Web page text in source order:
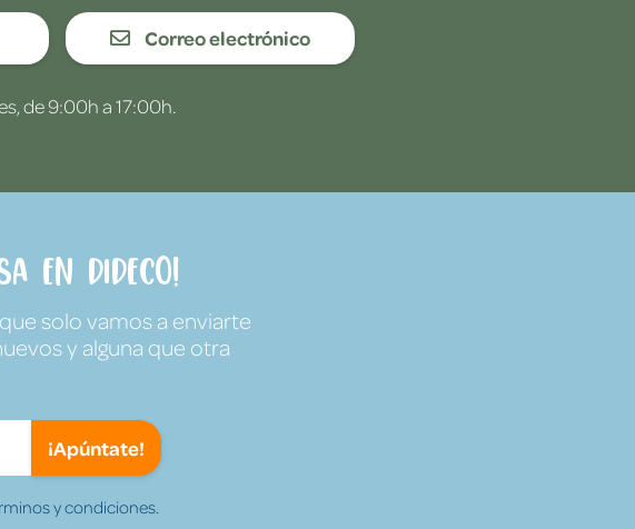
Correo electrónico
de 9:00h a 17:00h.
en Dideco!
solo vamos a enviarte
y alguna que otra
¡Apúntate!
y condiciones.